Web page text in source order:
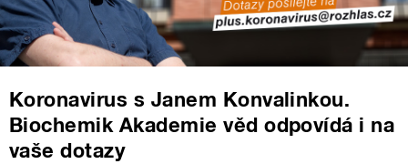
Koronavirus s Janem Konvalinkou.
Biochemik Akademie věd odpovídá i na
vaše dotazy